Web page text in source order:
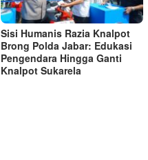
Sisi Humanis Razia Knalpot
Brong Polda Jabar: Edukasi
Pengendara Hingga Ganti
Knalpot Sukarela